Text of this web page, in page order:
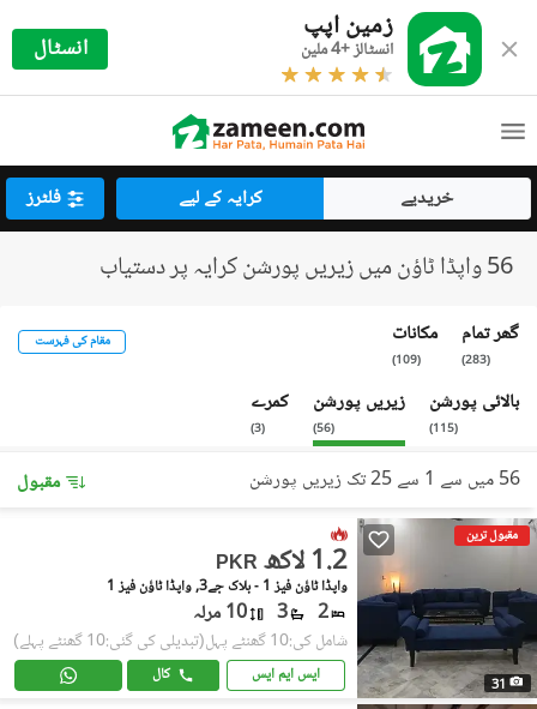
زمین اپپ
انسٹالز +4 ملین انسٹال
خریدیے کرایہ کے لیے فلٹرز
56 واپڈا ٹاؤن میں زیریں پورشن کرایہ پر دستیاب
گھر تمام
(
283
)
مکانات
(
109
)
بالائی پورشن
(
115
)
زیریں پورشن
(
56
)
کمرے
(
3
)
مقام کی فہرست
56 میں سے 1 سے 25 تک زیریں پورشن مقبول
مقبول ترین
31
PKR 1.2 لاکھ
واپڈا ٹاؤن فیز 1 - بلاک جے3, واپڈا ٹاؤن فیز 1
2
3 10 مرلہ
شامل کی:10 گھنٹے پہل (تبدیلی کی گئی:10 گھنٹے پہلے)
ایس ایم ایس کال